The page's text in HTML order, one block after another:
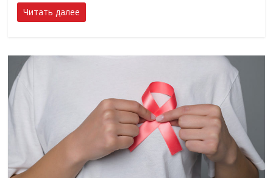
Читать далее